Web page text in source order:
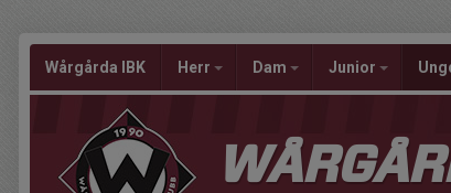
Wårgårda IBK Herr Dam Junior